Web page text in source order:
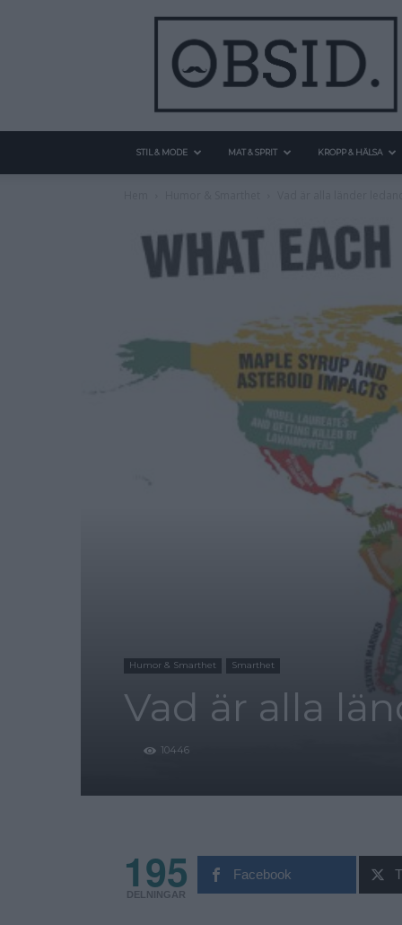
STIL & MODE MAT & SPRIT KROPP & HÄLSA
Humor & Smarthet Smarthet
Vad är alla
10446
195
DELNINGAR
Facebook